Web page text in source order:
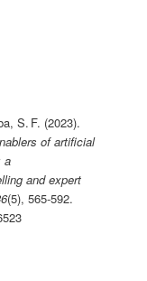
S. F. (2023).
of artificial
a
and expert
(5), 565‑592.